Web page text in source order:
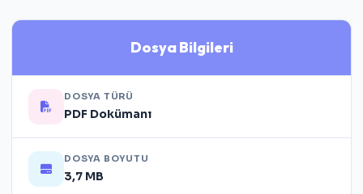
Dosya Bilgileri
DOSYA TÜRÜ
PDF Dokümanı
DOSYA BOYUTU
3,7 MB